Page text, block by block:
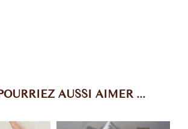
AUSSI AIMER ...